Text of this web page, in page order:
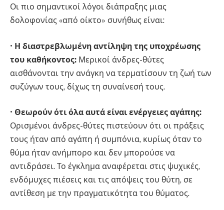
Οι πιο σημαντικοί λόγοι διάπραξης μιας
δολοφονίας «από οίκτο» συνήθως είναι:
• Η διαστρεβλωμένη αντίληψη της υποχρέωσης
του καθήκοντος: Μερικοί άνδρες-θύτες
αισθάνονται την ανάγκη να τερματίσουν τη ζωή των
συζύγων τους, δίχως τη συναίνεσή τους.
• Θεωρούν ότι όλα αυτά είναι ενέργειες αγάπης:
Ορισμένοι άνδρες-θύτες πιστεύουν ότι οι πράξεις
τους ήταν από αγάπη ή συμπόνια, κυρίως όταν το
θύμα ήταν ανήμπορο και δεν μπορούσε να
αντιδράσει. Το έγκλημα αναφέρεται στις ψυχικές,
ενδόμυχες πιέσεις και τις απόψεις του θύτη, σε
αντίθεση με την πραγματικότητα του θύματος.